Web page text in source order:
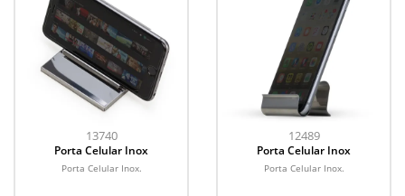
13740
Porta Celular Inox
Porta Celular Inox.
12489
Porta Celular Inox
Porta Celular Inox.